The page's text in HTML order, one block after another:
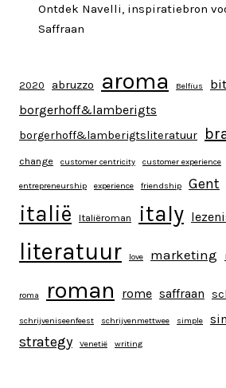
Ontdek Navelli, inspiratiebron
Saffraan
2020 abruzzo aroma Belfius
borgerhoff&lamberigts
borgerhoff&lamberigtsliteratuur
change customer centricity customer experience
entrepreneurship experience friendship Gent
italië Italiëroman italy
literatuur love marketing
roma roman rome saffraan
schrijveniseenfeest schrijvenmettwee simple
strategy Venetië writing